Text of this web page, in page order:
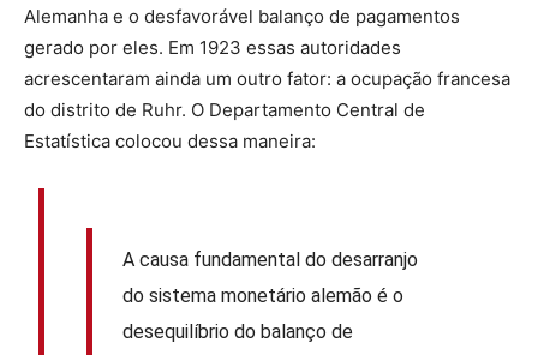
Alemanha e o desfavorável balanço de pagamentos
gerado por eles. Em 1923 essas autoridades
acrescentaram ainda um outro fator: a ocupação francesa
do distrito de Ruhr. O Departamento Central de
Estatística colocou dessa maneira:
A causa fundamental do desarranjo
do sistema monetário alemão é o
desequilíbrio do balanço de